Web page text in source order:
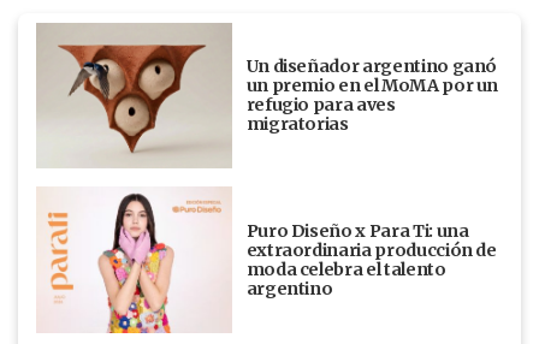
Un diseñador argentino ganó
un premio en el MoMA por un
refugio para aves
migratorias
Puro Diseño x Para Ti: una
extraordinaria producción de
moda celebra el talento
argentino